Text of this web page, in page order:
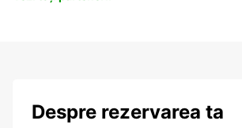
Despre rezervarea ta